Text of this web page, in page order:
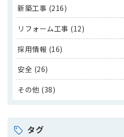
新築工事 (216)
リフォーム工事 (12)
採用情報 (16)
安全 (26)
その他 (38)
タグ